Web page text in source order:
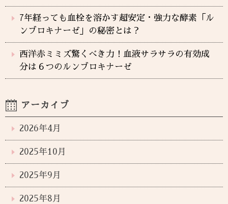
7年経っても血栓を溶かす超安定・強力な酵素「ル
ンブロキナーゼ」の秘密とは？
西洋赤ミミズ驚くべき力！血液サラサラの有効成
分は６つのルンブロキナーゼ
アーカイブ
2026年4月
2025年10月
2025年9月
2025年8月